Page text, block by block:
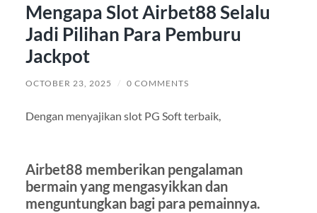
Mengapa Slot Airbet88 Selalu
Jadi Pilihan Para Pemburu
Jackpot
OCTOBER 23, 2025 / 0 COMMENTS
Dengan menyajikan slot PG Soft terbaik,
Airbet88 memberikan pengalaman
bermain yang mengasyikkan dan
menguntungkan bagi para pemainnya.